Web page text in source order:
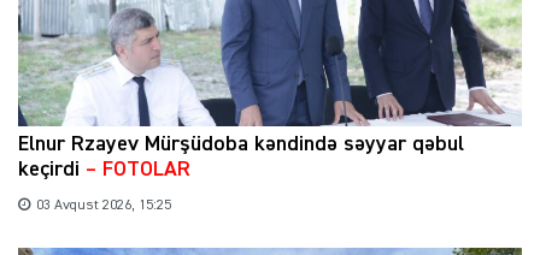
Elnur Rzayev Mürşüdoba kəndində səyyar qəbul
keçirdi – FOTOLAR
03 Avqust 2026, 15:25